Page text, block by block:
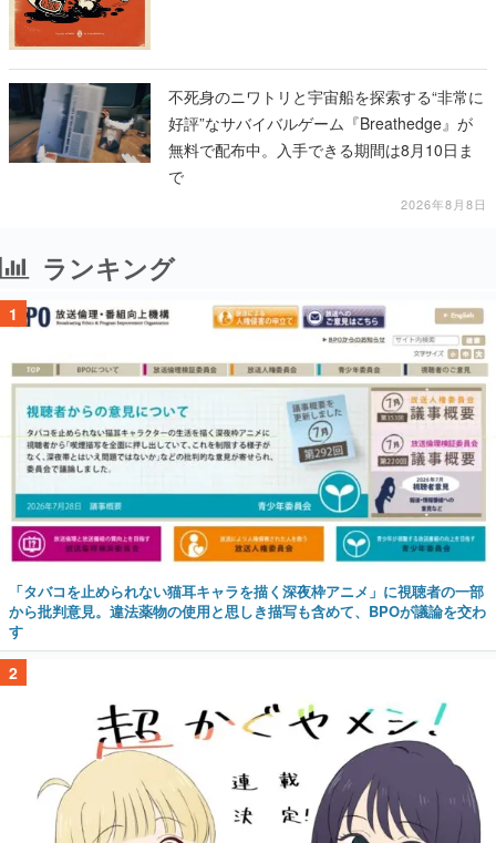
不死身のニワトリと宇宙船を探索する“非常に
好評”なサバイバルゲーム『Breathedge』が
無料で配布中。入手できる期間は8月10日ま
で
2026年8月8日
ランキング
1
「タバコを止められない猫耳キャラを描く深夜枠アニメ」に視聴者の一部
から批判意見。違法薬物の使用と思しき描写も含めて、BPOが議論を交わ
す
2